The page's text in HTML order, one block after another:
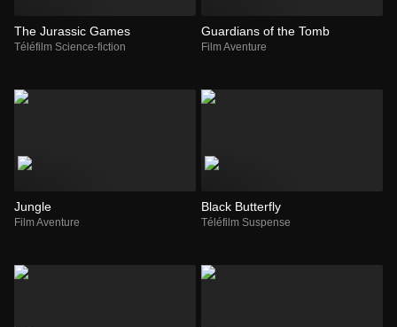
The Jurassic Games
Téléfilm Science-fiction
Guardians of the Tomb
Film Aventure
Jungle
Film Aventure
Black Butterfly
Téléfilm Suspense